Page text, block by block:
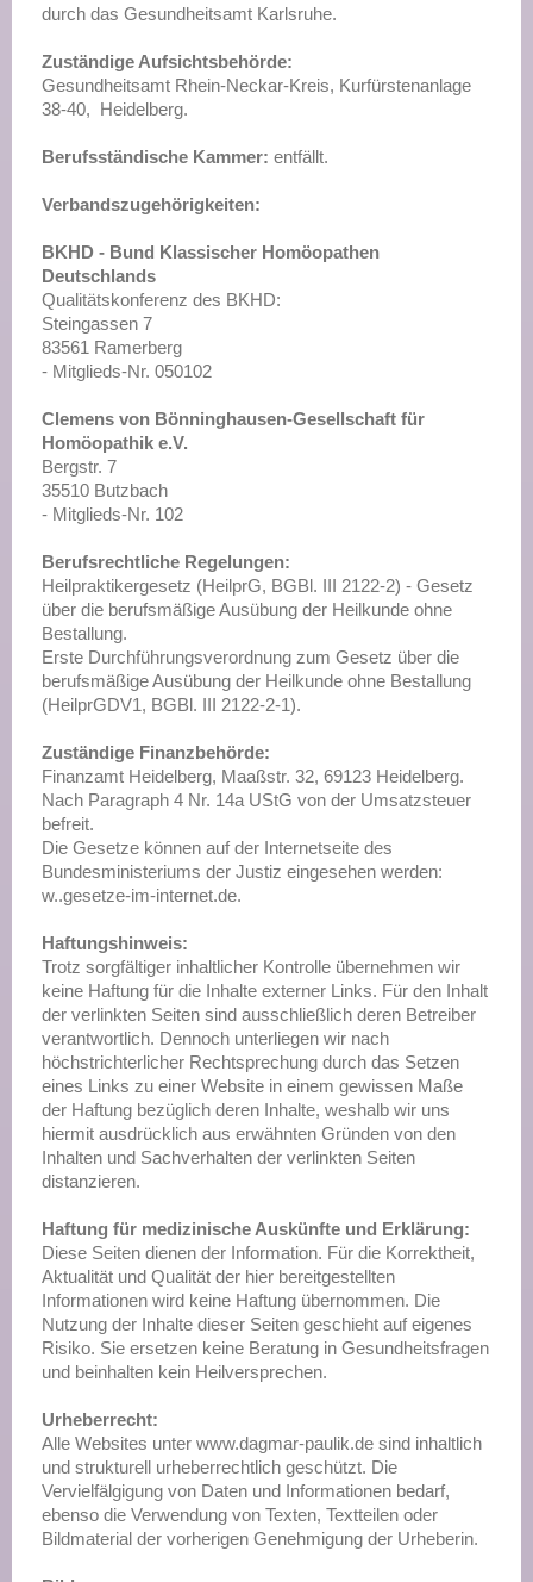
durch das Gesundheitsamt Karlsruhe.
Zuständige Aufsichtsbehörde:
Gesundheitsamt Rhein-Neckar-Kreis, Kurfürstenanlage
38-40, Heidelberg.
Berufsständische Kammer: entfällt.
Verbandszugehörigkeiten:
BKHD - Bund Klassischer Homöopathen
Deutschlands
Qualitätskonferenz des BKHD:
Steingassen 7
83561 Ramerberg
- Mitglieds-Nr. 050102
Clemens von Bönninghausen-Gesellschaft für
Homöopathik e.V.
Bergstr. 7
35510 Butzbach
- Mitglieds-Nr. 102
Berufsrechtliche Regelungen:
Heilpraktikergesetz (HeilprG, BGBl. III 2122-2) - Gesetz
über die berufsmäßige Ausübung der Heilkunde ohne
Bestallung.
Erste Durchführungsverordnung zum Gesetz über die
berufsmäßige Ausübung der Heilkunde ohne Bestallung
(HeilprGDV1, BGBl. III 2122-2-1).
Zuständige Finanzbehörde:
Finanzamt Heidelberg, Maaßstr. 32, 69123 Heidelberg.
Nach Paragraph 4 Nr. 14a UStG von der Umsatzsteuer
befreit.
Die Gesetze können auf der Internetseite des
Bundesministeriums der Justiz eingesehen werden:
w..gesetze-im-internet.de.
Haftungshinweis:
Trotz sorgfältiger inhaltlicher Kontrolle übernehmen wir
keine Haftung für die Inhalte externer Links. Für den Inhalt
der verlinkten Seiten sind ausschließlich deren Betreiber
verantwortlich. Dennoch unterliegen wir nach
höchstrichterlicher Rechtsprechung durch das Setzen
eines Links zu einer Website in einem gewissen Maße
der Haftung bezüglich deren Inhalte, weshalb wir uns
hiermit ausdrücklich aus erwähnten Gründen von den
Inhalten und Sachverhalten der verlinkten Seiten
distanzieren.
Haftung für medizinische Auskünfte und Erklärung:
Diese Seiten dienen der Information. Für die Korrektheit,
Aktualität und Qualität der hier bereitgestellten
Informationen wird keine Haftung übernommen. Die
Nutzung der Inhalte dieser Seiten geschieht auf eigenes
Risiko. Sie ersetzen keine Beratung in Gesundheitsfragen
und beinhalten kein Heilversprechen.
Urheberrecht:
Alle Websites unter www.dagmar-paulik.de sind inhaltlich
und strukturell urheberrechtlich geschützt. Die
Vervielfälgigung von Daten und Informationen bedarf,
ebenso die Verwendung von Texten, Textteilen oder
Bildmaterial der vorherigen Genehmigung der Urheberin.